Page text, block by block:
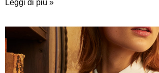
Leggi di più »